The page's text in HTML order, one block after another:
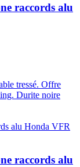
raccords alu
tressé. Offre
Durite noire
raccords alu